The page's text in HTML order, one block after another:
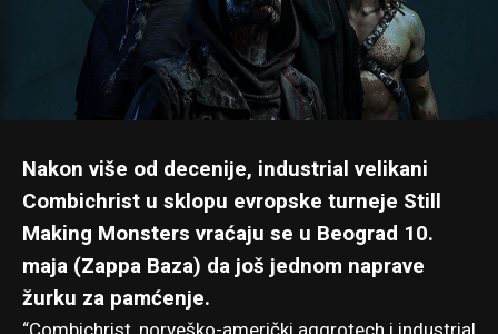
Nakon više od decenije, industrial velikani
Combichrist u sklopu evropske turneje Still
Making Monsters vraćaju se u Beograd 10.
maja (Zappa Baza) da još jednom naprave
žurku za pamćenje.